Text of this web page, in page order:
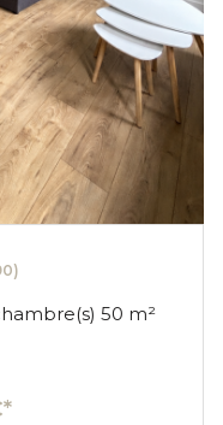
Appartement 2 pièce(s) 1 chambre(s) 50 m²